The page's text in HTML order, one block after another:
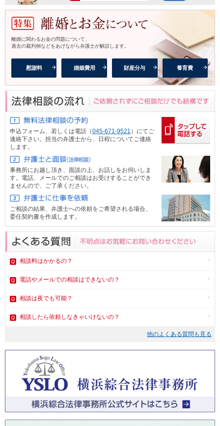
離婚に関わるお金の問題について、
過去の裁判例などをあげながら弁護士が解説します。
慰謝料 婚姻費用 財産分与 養育費
申込フォーム、 若しくは電話（045-671-9521 ）にてご
連絡下さい。担当の弁護士から、日程についてご連絡
します。
事務所にお越し頂き、面談の上、お話しをお伺いしま
す。電話、メールでのご相談はお受けすることができ
ませんので、ご了承ください。
ご相談の結果、弁護士への依頼をご希望される場合、
委任契約書を作成します。
相談料はかかるの？
電話やメールでの相談はできないの？
相談は夜でも可能？
相談したら依頼しなきゃいけないの？
他のよくある質問も見る